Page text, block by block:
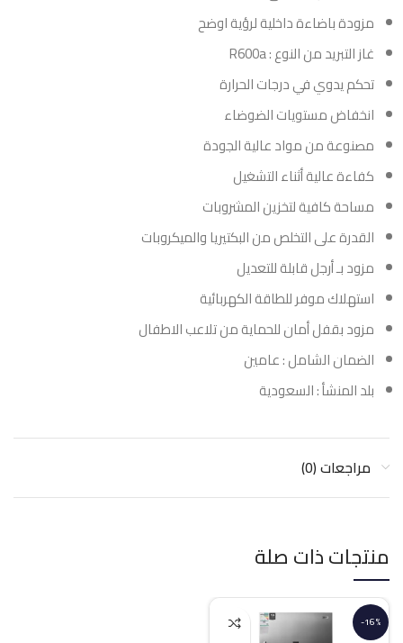
مزودة باضاءة داخلية لرؤية اوضح
غاز التبريد من النوع : R600a
تحكم يدوي في درجات الحرارة
انخفاض مستويات الضوضاء
مصنوعة من مواد عالية الجودة
كفاءة عالية أثناء التشغيل
مساحة كافية لتخزين المشروبات
القدرة على التخلص من البكتيريا والميكروبات
مزود بـ أرجل قابلة للتعديل
استهلاك موفر للطاقة الكهربائية
مزود بقفل أمان للحماية من تلاعب الاطفال
الضمان الشامل : عامين
بلد المنشأ : السعودية
مراجعات (0)
منتجات ذات صلة
-16%